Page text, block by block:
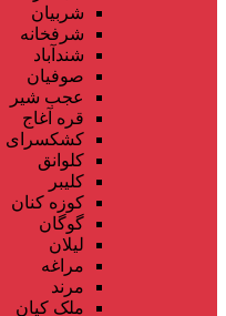
شربیان
شرفخانه
شندآباد
صوفیان
عجب شیر
قره آغاج
کشکسرای
کلوانق
کلیبر
کوزه کنان
گوگان
لیلان
مراغه
مرند
ملک کیان